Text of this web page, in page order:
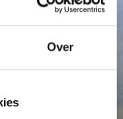
Over
de